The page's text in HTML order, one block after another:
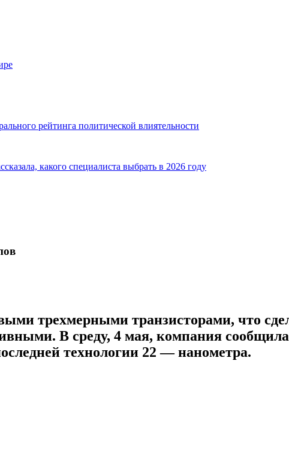
рейтинга политической влиятельности
какого специалиста выбрать в 2026 году
трехмерными транзисторами, что
В среду, 4 мая, компания
технологии 22 — нанометра.